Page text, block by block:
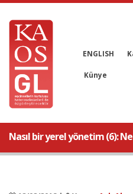
ENGLISH
Künye
Nasıl bir yerel yönetim (6): Ne